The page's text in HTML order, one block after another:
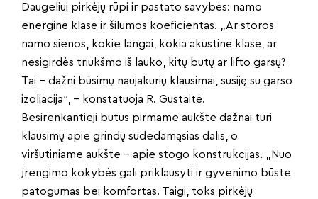
Daugeliui pirkėjų rūpi ir pastato savybės: namo
energinė klasė ir šilumos koeficientas. „Ar storos
namo sienos, kokie langai, kokia akustinė klasė, ar
nesigirdės triukšmo iš lauko, kitų butų ar lifto garsų?
Tai – dažni būsimų naujakurių klausimai, susiję su garso
izoliacija“, – konstatuoja R. Gustaitė.
Besirenkantieji butus pirmame aukšte dažnai turi
klausimų apie grindų sudedamąsias dalis, o
viršutiniame aukšte – apie stogo konstrukcijas. „Nuo
įrengimo kokybės gali priklausyti ir gyvenimo būste
patogumas bei komfortas. Taigi, toks pirkėjų